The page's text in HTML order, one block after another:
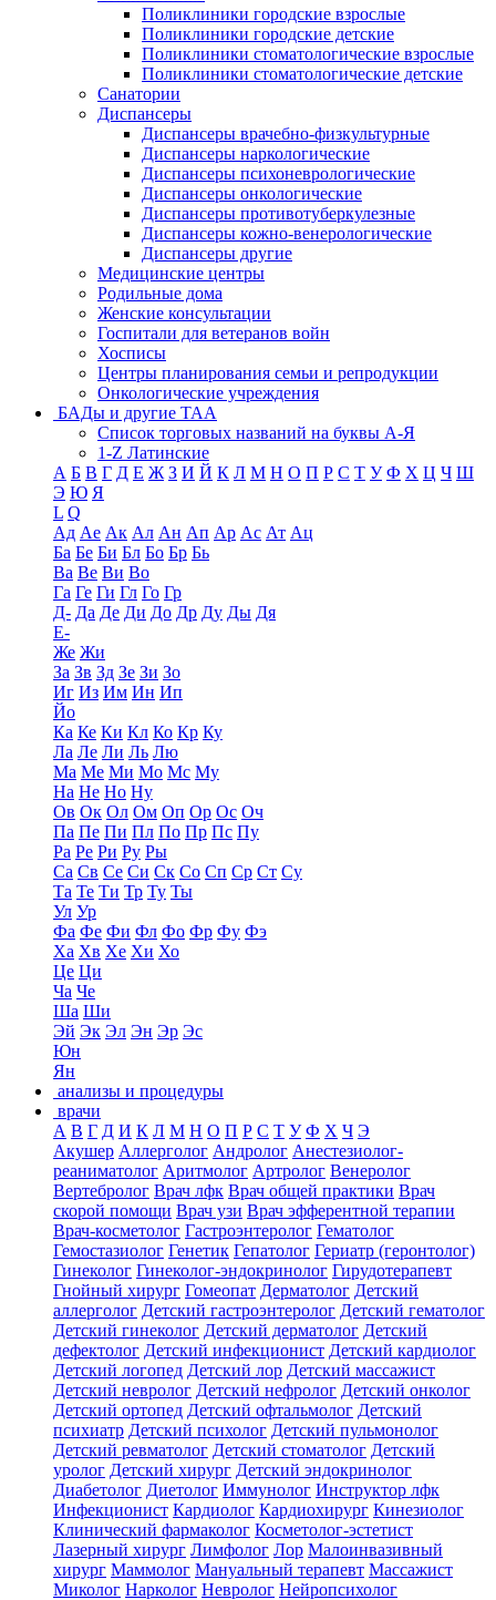
Поликлиники городские взрослые
Поликлиники городские детские
Поликлиники стоматологические взрослые
Поликлиники стоматологические детские
Санатории
Диспансеры
Диспансеры врачебно-физкультурные
Диспансеры наркологические
Диспансеры психоневрологические
Диспансеры онкологические
Диспансеры противотуберкулезные
Диспансеры кожно-венерологические
Диспансеры другие
Медицинские центры
Родильные дома
Женские консультации
Госпитали для ветеранов войн
Хосписы
Центры планирования семьи и репродукции
Онкологические учреждения
БАДы и другие ТАА
Список торговых названий на буквы А-Я
1-Z Латинские
А Б В Г Д Е Ж З И Й К Л М Н О П Р С Т У Ф Х Ц Ч Ш
Э Ю Я
L Q
Ад Ае Ак Ал Ан Ап Ар Ас Ат Ац
Ба Бе Би Бл Бо Бр Бь
Ва Ве Ви Во
Га Ге Ги Гл Го Гр
Д- Да Де Ди До Др Ду Ды Дя
Е-
Же Жи
За Зв Зд Зе Зи Зо
Иг Из Им Ин Ип
Йо
Ка Ке Ки Кл Ко Кр Ку
Ла Ле Ли Ль Лю
Ма Ме Ми Мо Мс Му
На Не Но Ну
Ов Ок Ол Ом Оп Ор Ос Оч
Па Пе Пи Пл По Пр Пс Пу
Ра Ре Ри Ру Ры
Са Св Се Си Ск Со Сп Ср Ст Су
Та Те Ти Тр Ту Ты
Ул Ур
Фа Фе Фи Фл Фо Фр Фу Фэ
Ха Хв Хе Хи Хо
Це Ци
Ча Че
Ша Ши
Эй Эк Эл Эн Эр Эс
Юн
Ян
анализы и процедуры
врачи
А В Г Д И К Л М Н О П Р С Т У Ф Х Ч Э
Акушер Аллерголог Андролог Анестезиолог-
реаниматолог Аритмолог Артролог Венеролог
Вертебролог Врач лфк Врач общей практики Врач
скорой помощи Врач узи Врач эфферентной терапии
Врач-косметолог Гастроэнтеролог Гематолог
Гемостазиолог Генетик Гепатолог Гериатр (геронтолог)
Гинеколог Гинеколог-эндокринолог Гирудотерапевт
Гнойный хирург Гомеопат Дерматолог Детский
аллерголог Детский гастроэнтеролог Детский гематолог
Детский гинеколог Детский дерматолог Детский
дефектолог Детский инфекционист Детский кардиолог
Детский логопед Детский лор Детский массажист
Детский невролог Детский нефролог Детский онколог
Детский ортопед Детский офтальмолог Детский
психиатр Детский психолог Детский пульмонолог
Детский ревматолог Детский стоматолог Детский
уролог Детский хирург Детский эндокринолог
Диабетолог Диетолог Иммунолог Инструктор лфк
Инфекционист Кардиолог Кардиохирург Кинезиолог
Клинический фармаколог Косметолог-эстетист
Лазерный хирург Лимфолог Лор Малоинвазивный
хирург Маммолог Мануальный терапевт Массажист
Миколог Нарколог Невролог Нейропсихолог